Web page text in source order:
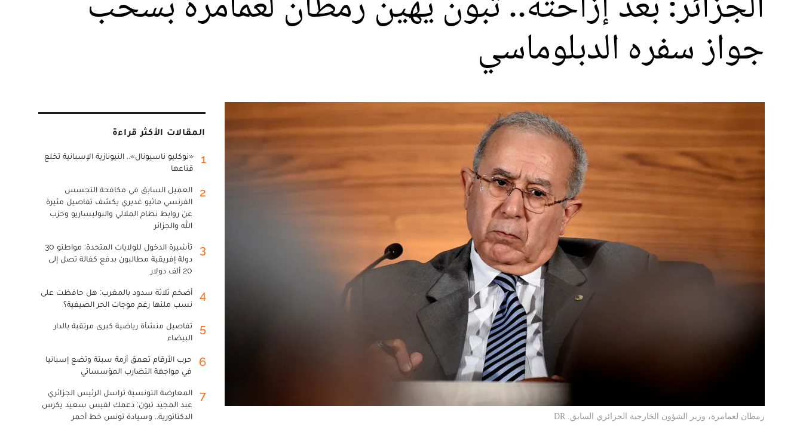
جواز سفره الدبلوماسي
رمطان لعمامرة، وزير الشؤون الخارجية الجزائري السابق. DR
المقالات الأكثر قراءة
1
«نوكليو ناسيونال».. النيونازية الإسبانية تخلع
قناعها
2
العميل السابق في مكافحة التجسس
الفرنسي ماثيو غديري يكشف تفاصيل مثيرة
عن روابط نظام الملالي والبوليساريو وحزب
الله والجزائر
3
تأشيرة الدخول للولايات المتحدة: مواطنو 30
دولة إفريقية مطالبون بدفع كفالة تصل إلى
20 ألف دولار
4
أضخم ثلاثة سدود بالمغرب: هل حافظت على
نسب ملئها رغم موجات الحر الصيفية؟
5
تفاصيل منشأة رياضية كبرى مرتقبة بالدار
البيضاء
6
حرب الأرقام تعمق أزمة سبتة وتضع إسبانيا
في مواجهة التضارب المؤسساتي
7
المعارضة التونسية تراسل الرئيس الجزائري
عبد المجيد تبون: دعمك لقيس سعيد يكرس
الدكتاتورية.. وسيادة تونس خط أحمر